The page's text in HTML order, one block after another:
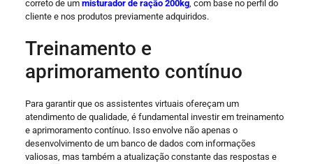
correto de um misturador de ração 200kg, com base no perfil do
cliente e nos produtos previamente adquiridos.
Treinamento e
aprimoramento contínuo
Para garantir que os assistentes virtuais ofereçam um
atendimento de qualidade, é fundamental investir em treinamento
e aprimoramento contínuo. Isso envolve não apenas o
desenvolvimento de um banco de dados com informações
valiosas, mas também a atualização constante das respostas e